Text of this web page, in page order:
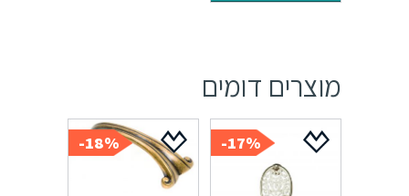
מוצרים דומים
17%-
18%-